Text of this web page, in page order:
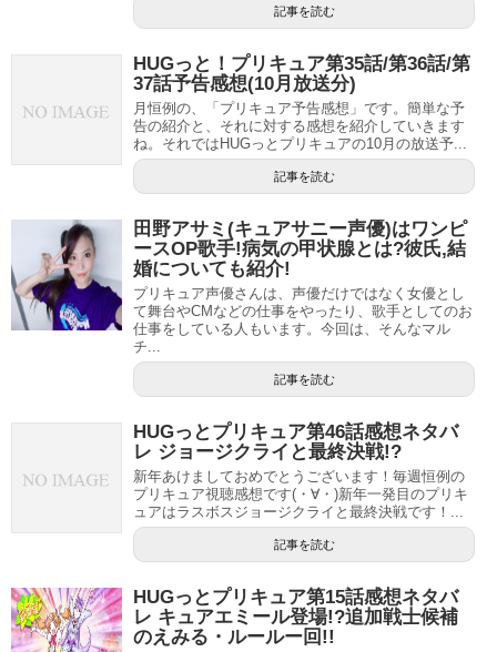
プロフィールは、身長153cm、血液型はB型、埼玉県出身で
身長が小さめなので、可愛い印象のある声優さんです。
愛称は「でんでん」「でんちゃん」「たむたむ」です。
どれも苗字由来ですね。
中学時代の先輩が、「田村」を音読みした「でんそん」と
記事を読む
HUGっと！プリキュア第35話/第36話/第
37話予告感想(10月放送分)
月恒例の、「プリキュア予告感想」です。簡単な予
告の紹介と、それに対する感想を紹介していきます
ね。それではHUGっとプリキュアの10月の放送予...
記事を読む
田野アサミ(キュアサニー声優)はワンピ
ースOP歌手!病気の甲状腺とは?彼氏,結
婚についても紹介!
プリキュア声優さんは、声優だけではなく女優とし
て舞台やCMなどの仕事をやったり、歌手としてのお
仕事をしている人もいます。今回は、そんなマル
チ...
記事を読む
HUGっとプリキュア第46話感想ネタバ
レ ジョージクライと最終決戦!?
新年あけましておめでとうございます！毎週恒例の
プリキュア視聴感想です(・∀・)新年一発目のプリキ
ュアはラスボスジョージクライと最終決戦です！...
記事を読む
HUGっとプリキュア第15話感想ネタバ
レ キュアエミール登場!?追加戦士候補
のえみる・ルールー回!!